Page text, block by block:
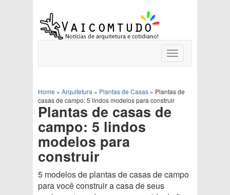
Toggle
navigation
Home » Arquitetura » Plantas de Casas » Plantas de
casas de campo: 5 lindos modelos para construir
Plantas de casas de
campo: 5 lindos
modelos para
construir
5 modelos de plantas de casas de campo
para você construir a casa de seus